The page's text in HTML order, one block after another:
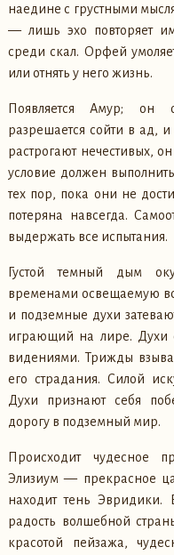
наедине с грустными
— лишь эхо повторяет
среди скал. Орфей
или отнять у него жизнь.
Появляется Амур; он
разрешается сойти в ад,
растрогают нечестивых,
условие должен
тех пор, пока они не
потеряна навсегда.
выдержать все испытания.
Густой темный дым
временами освещаемую
и подземные духи
играющий на лире. Духи
видениями. Трижды
его страдания. Силой
Духи признают себя
дорогу в подземный мир.
Происходит чудесное
Элизиум — прекрасное
находит тень
радость волшебной
красотой пейзажа,